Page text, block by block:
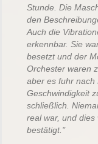
Stunde. Die
den
Auch die
erkennbar. Sie
besetzt und der
Orchester waren
aber es fuhr nach
Geschwindigkeit
schließlich.
real war, und
bestätigt."